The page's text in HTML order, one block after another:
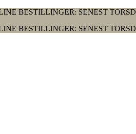
BESTILLINGER: SENEST
BESTILLINGER: SENEST